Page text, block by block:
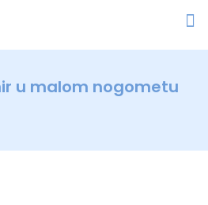
u malom nogometu